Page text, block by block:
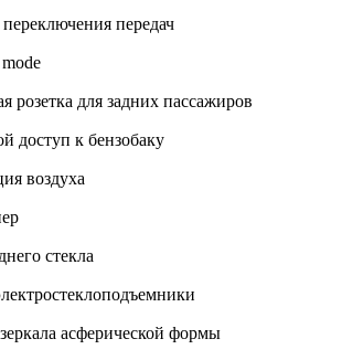
передач
розетка для задних пассажиров
доступ к бензобаку
воздуха
стекла
асферической формы